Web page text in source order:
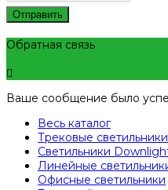
Отправить
Обратная связь
Ваше сообщение было
Весь каталог
Трековые светильники
Светильники
Линейные
Офисные светильники